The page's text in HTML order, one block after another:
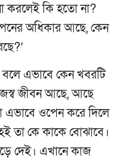
করলেই কি হতো না?
অধিকার আছে, কেন
এভাবে কেন খবরটি
জীবন আছে, আছে
ওপেন করে দিলে
তা কে কাকে বোঝাবে।
দেই। এখানে কাজ